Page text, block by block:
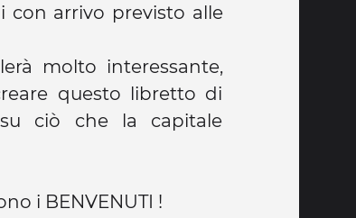
con arrivo previsto alle
molto interessante,
questo libretto di
ciò che la capitale
i BENVENUTI !